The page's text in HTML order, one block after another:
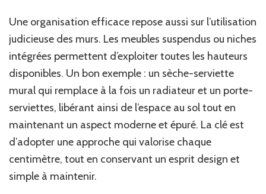
Une organisation efficace repose aussi sur l’utilisation
judicieuse des murs. Les meubles suspendus ou niches
intégrées permettent d’exploiter toutes les hauteurs
disponibles. Un bon exemple : un sèche-serviette
mural qui remplace à la fois un radiateur et un porte-
serviettes, libérant ainsi de l’espace au sol tout en
maintenant un aspect moderne et épuré. La clé est
d’adopter une approche qui valorise chaque
centimètre, tout en conservant un esprit design et
simple à maintenir.